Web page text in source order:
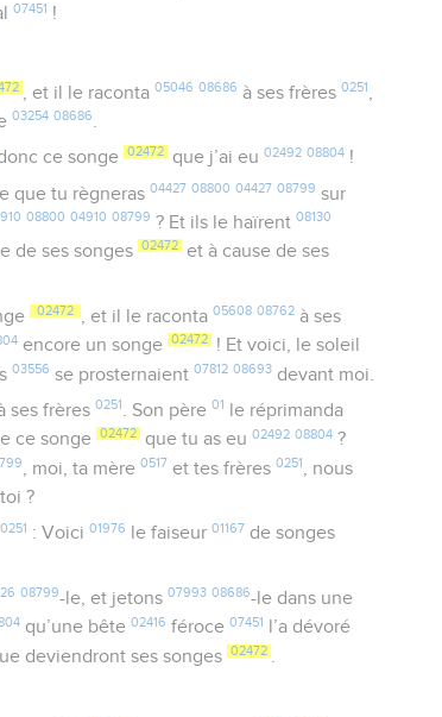
07451 !
, et il le raconta 05046 08686 à ses frères 0251
03254 08686.
ce songe 02472 que j’ai eu 02492 08804!
que tu règneras 04427 08800 04427 08799 sur
08800 04910 08799 ? Et ils le haïrent08130
de ses songes 02472
et à cause de ses
02472 , et il le raconta 05608 08762à ses
encore un songe 02472 ! Et voici, le soleil
03556 se prosternaient07812 08693 devant moi.
ses frères 0251 . Son père 01 le réprimanda
ce songe 02472 que tu as eu02492 08804 ?
, moi, ta mère0517 et tes frères0251
, nous
?
0251 : Voici 01976 le faiseur 01167 de songes
08799-le, et jetons 07993 08686-le dans une
qu’une bête02416 féroce07451 l’a dévoré
deviendront ses songes 02472